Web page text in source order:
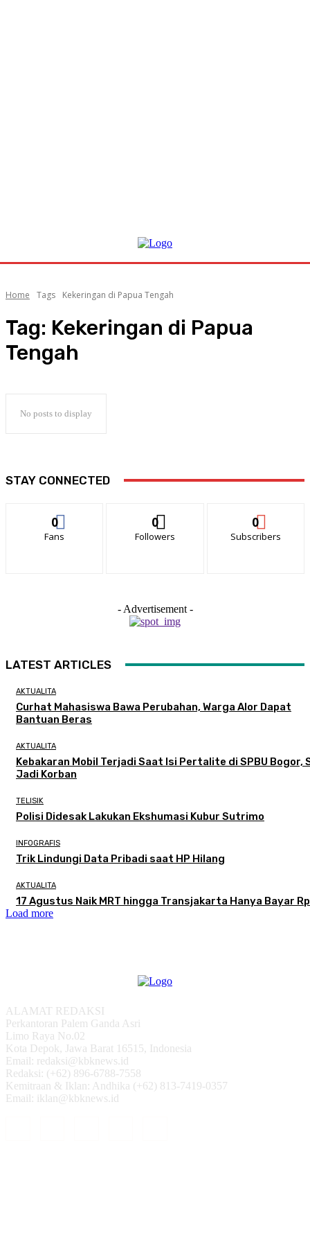
Home Tags Kekeringan di Papua Tengah
Tag: Kekeringan di Papua
Tengah
No posts to display
STAY CONNECTED
0
Fans
0
Followers
0
Subscribers
- Advertisement -
LATEST ARTICLES
AKTUALITA
Curhat Mahasiswa Bawa Perubahan, Warga Alor Dapat
Bantuan Beras
AKTUALITA
Kebakaran Mobil Terjadi Saat Isi Pertalite di SPBU Bogor,
Jadi Korban
TELISIK
Polisi Didesak Lakukan Ekshumasi Kubur Sutrimo
INFOGRAFIS
Trik Lindungi Data Pribadi saat HP Hilang
AKTUALITA
17 Agustus Naik MRT hingga Transjakarta Hanya Bayar
Load more
ALAMAT REDAKSI
Perkantoran Palem Ganda Asri
Limo Raya No.02
Kota Depok, Jawa Barat 16515, Indonesia
Email: redaksi@kbknews.id
Redaksi: (+62) 896-6788-7558
Kemitraan & Iklan: Andhika (+62) 813-7419-0357
Email: iklan@kbknews.id